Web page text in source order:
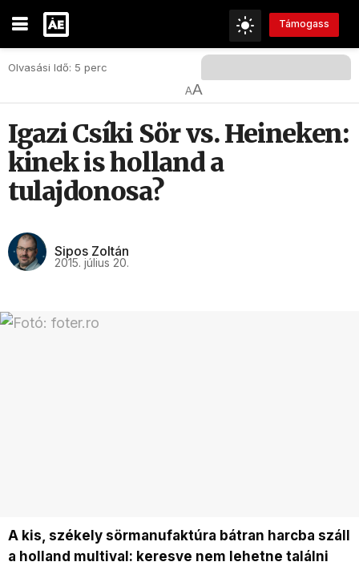
Támogass
Olvasási Idő: 5 perc
AA
Igazi Csíki Sör vs. Heineken:
kinek is holland a
tulajdonosa?
Sipos Zoltán
2015. július 20.
A kis, székely sörmanufaktúra bátran harcba száll
a holland multival: keresve nem lehetne találni